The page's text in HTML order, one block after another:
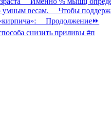
снизить приливы #п